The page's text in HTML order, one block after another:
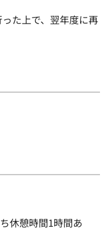
た上で、翌年度に再
休憩時間1時間あ